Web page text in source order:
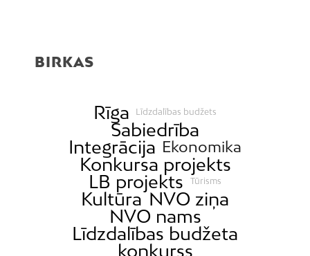
BIRKAS
Rīga Līdzdalības budžets
Sabiedrība
Integrācija Ekonomika
Konkursa projekts
LB projekts
Tūrisms
Kultūra NVO ziņa
NVO nams
Līdzdalības budžeta
konkurss